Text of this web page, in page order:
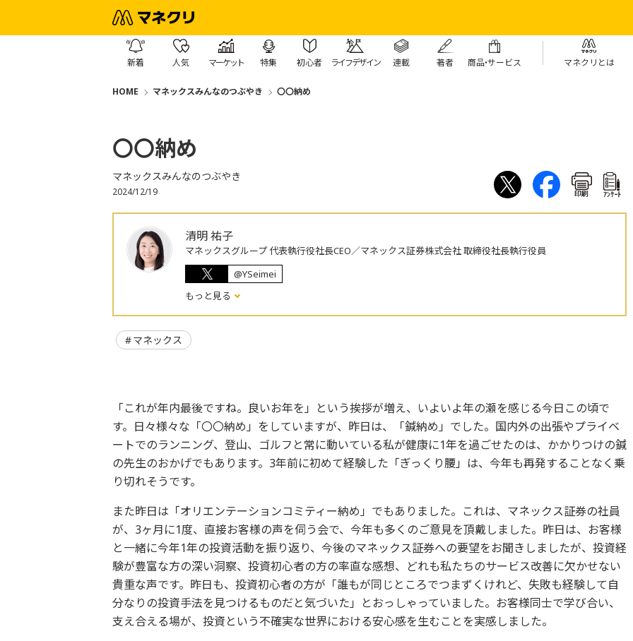
新着 人気 マーケット 特集 初心者 ライフデザイン 連載 著者 商品・サービス マネクリとは
HOME マネックスみんなのつぶやき 〇〇納め
〇〇納め
マネックスみんなのつぶやき
2024/12/19 印刷 ｱﾝｹｰﾄ
清明 祐子
マネックスグループ 代表執行役社長CEO／マネックス証券株式会社 取締役社長執行役員
@YSeimei
もっと見る
マネックス
「これが年内最後ですね。良いお年を」という挨拶が増え、いよいよ年の瀬を感じる今日この頃で
す。日々様々な「〇〇納め」をしていますが、昨日は、「鍼納め」でした。国内外の出張やプライベ
ートでのランニング、登山、ゴルフと常に動いている私が健康に1年を過ごせたのは、かかりつけの鍼
の先生のおかげでもあります。3年前に初めて経験した「ぎっくり腰」は、今年も再発することなく乗
り切れそうです。
また昨日は「オリエンテーションコミティー納め」でもありました。これは、マネックス証券の社員
が、3ヶ月に1度、直接お客様の声を伺う会で、今年も多くのご意見を頂戴しました。昨日は、お客様
と一緒に今年1年の投資活動を振り返り、今後のマネックス証券への要望をお聞きしましたが、投資経
験が豊富な方の深い洞察、投資初心者の方の率直な感想、どれも私たちのサービス改善に欠かせない
貴重な声です。昨日も、投資初心者の方が「誰もが同じところでつまずくけれど、失敗も経験して自
分なりの投資手法を見つけるものだと気づいた」とおっしゃっていました。お客様同士で学び合い、
支え合える場が、投資という不確実な世界における安心感を生むことを実感しました。